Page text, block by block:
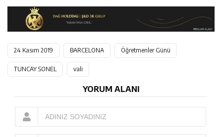
24 Kasım 2019 BARCELONA Öğretmenler Günü
TUNCAY SONEL vali
YORUM ALANI